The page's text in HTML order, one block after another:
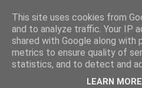
Havørredfiskeri, tordenvejr og
This site uses cookies from
and to analyze traffic. Your IP
shared with Google along with
metrics to ensure quality of
statistics, and to detect and
LEARN MORE